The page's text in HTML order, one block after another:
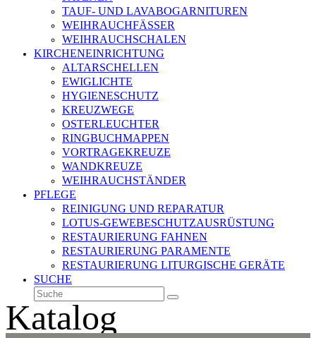
TAUF- UND LAVABOGARNITUREN
WEIHRAUCHFÄSSER
WEIHRAUCHSCHALEN
KIRCHENEINRICHTUNG
ALTARSCHELLEN
EWIGLICHTE
HYGIENESCHUTZ
KREUZWEGE
OSTERLEUCHTER
RINGBUCHMAPPEN
VORTRAGEKREUZE
WANDKREUZE
WEIHRAUCHSTÄNDER
PFLEGE
REINIGUNG UND REPARATUR
LOTUS-GEWEBESCHUTZAUSRÜSTUNG
RESTAURIERUNG FAHNEN
RESTAURIERUNG PARAMENTE
RESTAURIERUNG LITURGISCHE GERÄTE
SUCHE
Suche
Senden
Katalog